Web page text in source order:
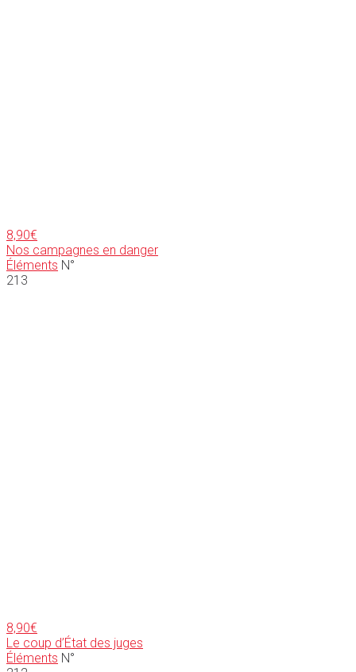
8,90€
Nos campagnes en danger
Éléments N°
213
8,90€
Le coup d’État des juges
Éléments N°